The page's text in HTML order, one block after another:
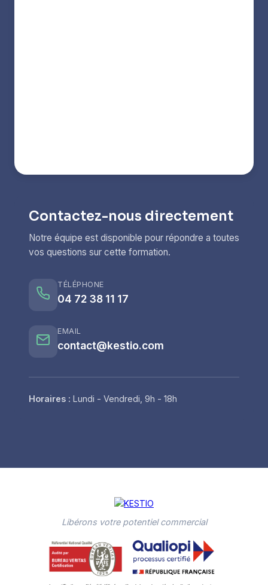
Contactez-nous directement
Notre équipe est disponible pour répondre a toutes
vos questions sur cette formation.
TÉLÉPHONE
04 72 38 11 17
EMAIL
contact@kestio.com
Horaires : Lundi - Vendredi, 9h - 18h
Libérons votre potentiel commercial